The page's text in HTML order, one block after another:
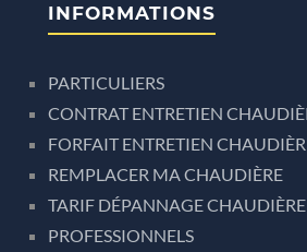
INFORMATIONS
PARTICULIERS
CONTRAT ENTRETIEN
FORFAIT ENTRETIEN
REMPLACER MA CHAUDIÈRE
TARIF DÉPANNAGE CHAUDIÈRE
PROFESSIONNELS